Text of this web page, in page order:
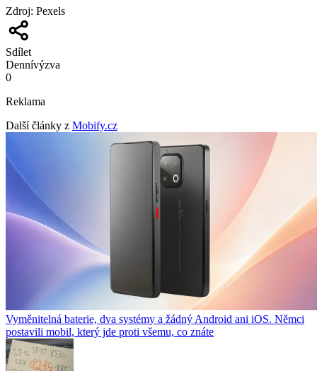
Zdroj: Pexels
Sdílet
Dennívýzva
0
Reklama
Další články z Mobify.cz
Vyměnitelná baterie, dva systémy a žádný Android ani iOS. Němci
postavili mobil, který jde proti všemu, co znáte